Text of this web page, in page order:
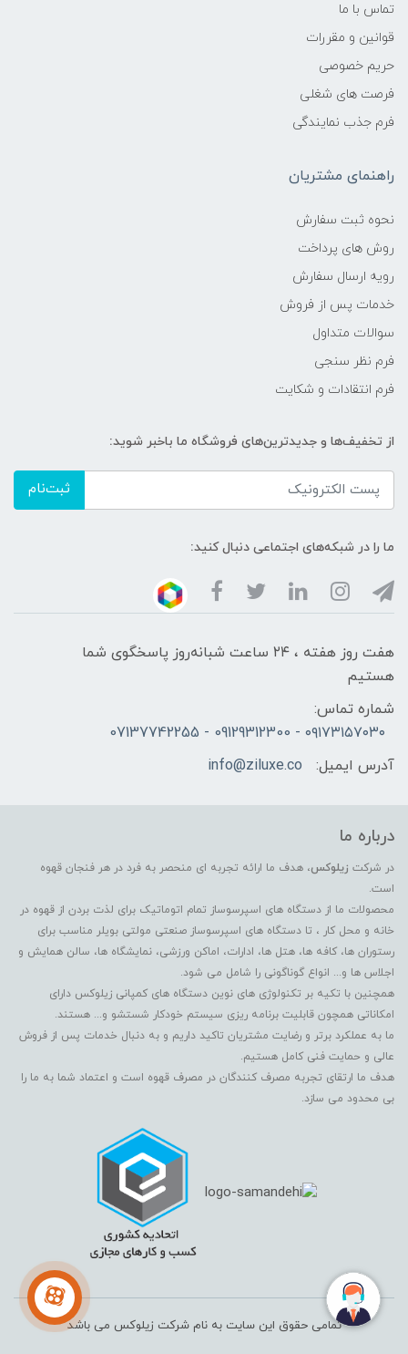
تماس با ما
قوانین و مقررات
حریم خصوصی
فرصت های شغلی
فرم جذب نمایندگی
راهنمای مشتریان
نحوه ثبت سفارش
روش های پرداخت
رویه ارسال سفارش
خدمات پس از فروش
سوالات متداول
فرم نظر سنجی
فرم انتقادات و شکایت
از تخفیف‌ها و جدیدترین‌های فروشگاه ما باخبر شوید:
ثبت‌نام
ما را در شبکه‌های اجتماعی دنبال کنید:
هفت روز هفته ، ۲۴ ساعت شبانه‌روز پاسخگوی شما
هستیم
شماره تماس:
۰۹۱۷۳۱۵۷۰۳۰ - 09129312300 - 07137742255
آدرس ایمیل:
info@ziluxe.co
درباره ما
در شرکت زیلوکس، هدف ما ارائه تجربه ای منحصر به فرد در هر فنجان قهوه
است.
محصولات ما از دستگاه های اسپرسوساز تمام اتوماتیک برای لذت بردن از قهوه در
خانه و محل کار ، تا دستگاه های اسپرسوساز صنعتی مولتی بویلر مناسب برای
رستوران ها، کافه ها، هتل ها، ادارات، اماکن ورزشی، نمایشگاه ها، سالن همایش و
اجلاس ها و... انواع گوناگونی را شامل می شود.
همچنین با تکیه بر تکنولوژی های نوین دستگاه های کمپانی زیلوکس دارای
امکاناتی همچون قابلیت برنامه ریزی سیستم خودکار شستشو و... هستند.
ما به عملکرد برتر و رضایت مشتریان تاکید داریم و به دنبال خدمات پس از فروش
عالی و حمایت فنی کامل هستیم.
هدف ما ارتقای تجربه مصرف کنندگان در مصرف قهوه است و اعتماد شما به ما را
بی محدود می سازد.
تمامی حقوق این سایت به نام شرکت زیلوکس می باشد